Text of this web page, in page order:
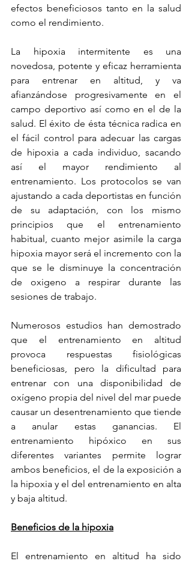
efectos beneficiosos tanto en la salud
como el rendimiento.
La hipoxia intermitente es una
novedosa, potente y eficaz herramienta
para entrenar en altitud, y va
afianzándose progresivamente en el
campo deportivo así como en el de la
salud. El éxito de ésta técnica radica en
el fácil control para adecuar las cargas
de hipoxia a cada individuo, sacando
así el mayor rendimiento al
entrenamiento. Los protocolos se van
ajustando a cada deportistas en función
de su adaptación, con los mismo
principios que el entrenamiento
habitual, cuanto mejor asimile la carga
hipoxia mayor será el incremento con la
que se le disminuye la concentración
de oxigeno a respirar durante las
sesiones de trabajo.
Numerosos estudios han demostrado
que el entrenamiento en altitud
provoca respuestas fisiológicas
beneficiosas, pero la dificultad para
entrenar con una disponibilidad de
oxígeno propia del nivel del mar puede
causar un desentrenamiento que tiende
a anular estas ganancias. El
entrenamiento hipóxico en sus
diferentes variantes permite lograr
ambos beneficios, el de la exposición a
la hipoxia y el del entrenamiento en alta
y baja altitud.
Beneficios de la hipoxia
El entrenamiento en altitud ha sido